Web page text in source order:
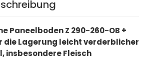
Paneelboden Z 290-260-OB +
die Lagerung leicht verderblicher
insbesondere Fleisch